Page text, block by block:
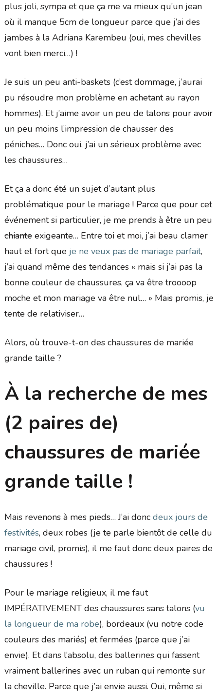
plus joli, sympa et que ça me va mieux qu’un jean
où il manque 5cm de longueur parce que j’ai des
jambes à la Adriana Karembeu (oui, mes chevilles
vont bien merci…) !
Je suis un peu anti-baskets (c’est dommage, j’aurai
pu résoudre mon problème en achetant au rayon
hommes). Et j’aime avoir un peu de talons pour avoir
un peu moins l’impression de chausser des
péniches… Donc oui, j’ai un sérieux problème avec
les chaussures…
Et ça a donc été un sujet d’autant plus
problématique pour le mariage ! Parce que pour cet
événement si particulier, je me prends à être un peu
chianteexigeante… Entre toi et moi, j’ai beau clamer
haut et fort que je ne veux pas de mariage parfait,
j’ai quand même des tendances « mais si j’ai pas la
bonne couleur de chaussures, ça va être troooop
moche et mon mariage va être nul… » Mais promis, je
tente de relativiser…
Alors, où trouve-t-on des chaussures de mariée
grande taille ?
À la recherche de mes
(2 paires de)
chaussures de mariée
grande taille !
Mais revenons à mes pieds… J’ai donc deux jours de
festivités, deux robes (je te parle bientôt de celle du
mariage civil, promis), il me faut donc deux paires de
chaussures !
Pour le mariage religieux, il me faut
IMPÉRATIVEMENT des chaussures sans talons (vu
la longueur de ma robe), bordeaux (vu notre code
couleurs des mariés) et fermées (parce que j’ai
envie). Et dans l’absolu, des ballerines qui fassent
vraiment ballerines avec un ruban qui remonte sur
la cheville. Parce que j’ai envie aussi. Oui, même si